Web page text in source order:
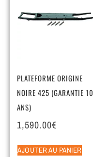
PLATEFORME ORIGINE
NOIRE 425 (GARANTIE 10
ANS)
1,590.00€
AJOUTER AU PANIER